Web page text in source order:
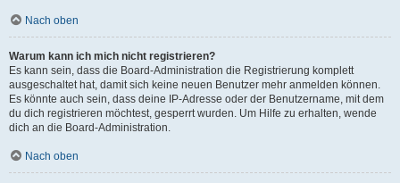
Nach oben
Warum kann ich mich nicht registrieren?
Es kann sein, dass die Board-Administration die Registrierung komplett
ausgeschaltet hat, damit sich keine neuen Benutzer mehr anmelden können.
Es könnte auch sein, dass deine IP-Adresse oder der Benutzername, mit dem
du dich registrieren möchtest, gesperrt wurden. Um Hilfe zu erhalten, wende
dich an die Board-Administration.
Nach oben